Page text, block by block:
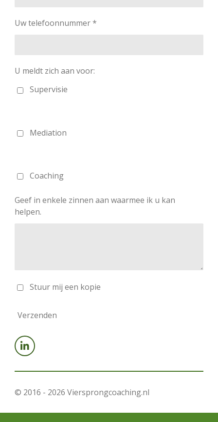
Uw telefoonnummer *
U meldt zich aan voor:
Supervisie
Mediation
Coaching
Geef in enkele zinnen aan waarmee ik u kan
helpen.
Stuur mij een kopie
Verzenden
L
i
d
n
© 2016 - 2026 Viersprongcoaching.nl